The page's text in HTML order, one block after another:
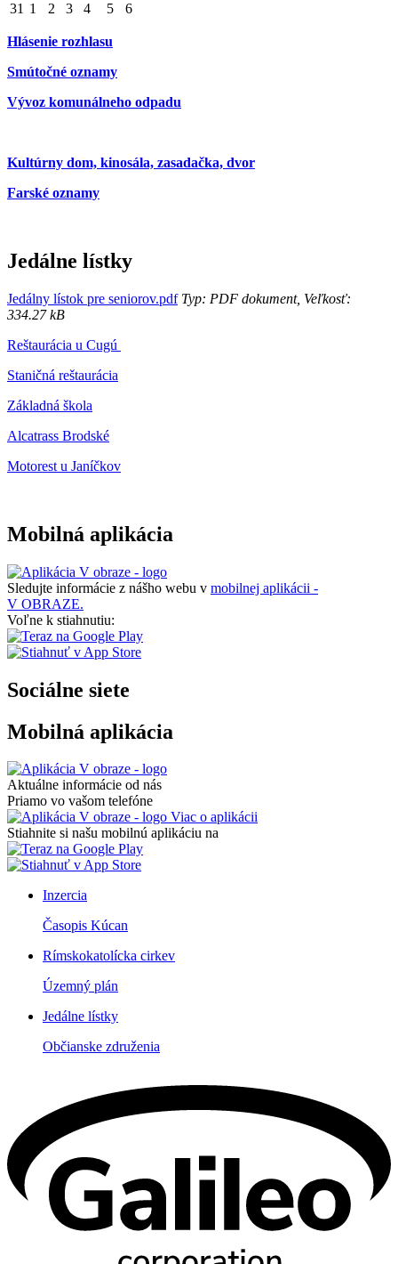
31 1 2 3 4 5 6
Hlásenie rozhlasu
Smútočné oznamy
Vývoz komunálneho odpadu
Kultúrny dom, kinosála, zasadačka, dvor
Farské oznamy
Jedálne lístky
Jedálny lístok pre seniorov.pdfTyp: PDF dokument, Veľkosť:
334.27 kB
Reštaurácia u Cugú
Staničná reštaurácia
Základná škola
Alcatrass Brodské
Motorest u Janíčkov
Mobilná aplikácia
Sledujte informácie z nášho webu v mobilnej aplikácii -
V OBRAZE.
Voľne k stiahnutiu:
Sociálne siete
Mobilná aplikácia
Aktuálne informácie od nás
Priamo vo vašom telefóne
Viac o aplikácii
Stiahnite si našu mobilnú aplikáciu na
Inzercia
Časopis Kúcan
Rímskokatolícka cirkev
Územný plán
Jedálne lístky
Občianske združenia